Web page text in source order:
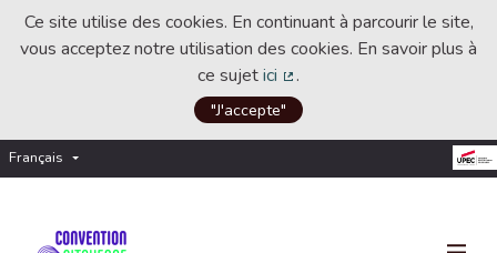
Ce site utilise des cookies. En continuant à parcourir le site,
vous acceptez notre utilisation des cookies. En savoir plus à
ce sujetici
(Lien externe)
.
"J'accepte"
Français Choisir la langue